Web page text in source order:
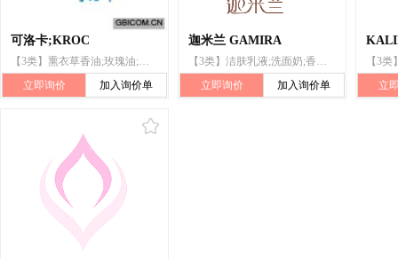
可洛卡;KROC
【3类】熏衣草香油;玫瑰油;香料;口红;皮肤增白霜;化妆品;防晒剂(化妆品);去斑霜;胭脂;眼影膏
立即询价
加入询价单
迦米兰 GAMIRA
【3类】洁肤乳液;洗面奶;香精油;茉莉油;玫瑰油;芳香剂(香精油);化妆品;美容面膜;皮肤增白霜;熏衣草香油
立即询价
加入询价单 立